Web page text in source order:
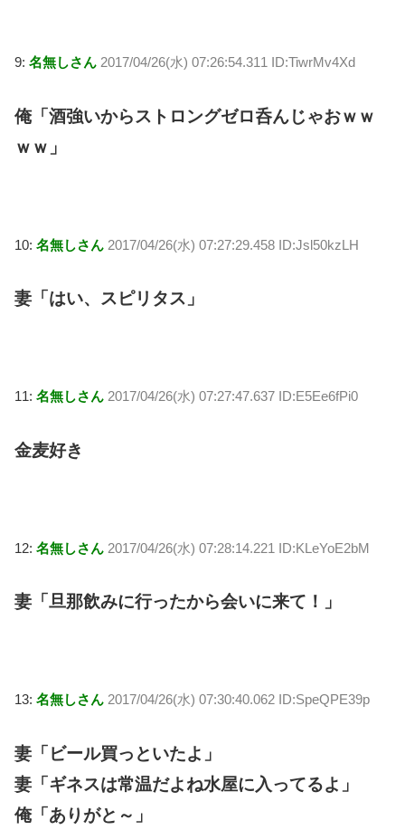
9: 名無しさん 2017/04/26(水) 07:26:54.311 ID:TiwrMv4Xd
俺「酒強いからストロングゼロ呑んじゃおｗｗ
ｗｗ」
10: 名無しさん 2017/04/26(水) 07:27:29.458 ID:Jsl50kzLH
妻「はい、スピリタス」
11: 名無しさん 2017/04/26(水) 07:27:47.637 ID:E5Ee6fPi0
金麦好き
12: 名無しさん 2017/04/26(水) 07:28:14.221 ID:KLeYoE2bM
妻「旦那飲みに行ったから会いに来て！」
13: 名無しさん 2017/04/26(水) 07:30:40.062 ID:SpeQPE39p
妻「ビール買っといたよ」
妻「ギネスは常温だよね水屋に入ってるよ」
俺「ありがと～」